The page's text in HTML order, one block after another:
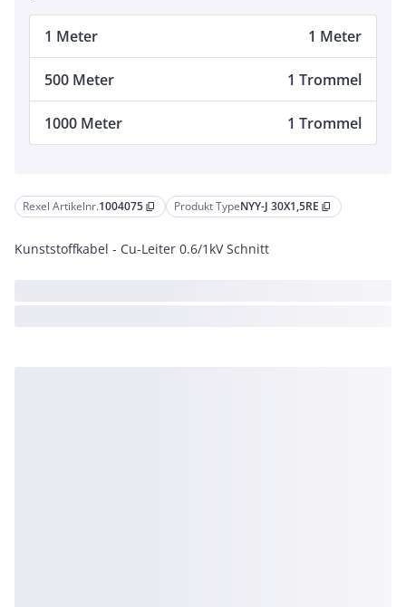
Rexel Artikelnr.1004075 content_copy Produkt TypeNYY-J 30X1,5RE content_copy
Kunststoffkabel - Cu-Leiter 0.6/1kV Schnitt
1 Meter 1 Meter
500 Meter 1 Trommel
1000 Meter 1 Trommel